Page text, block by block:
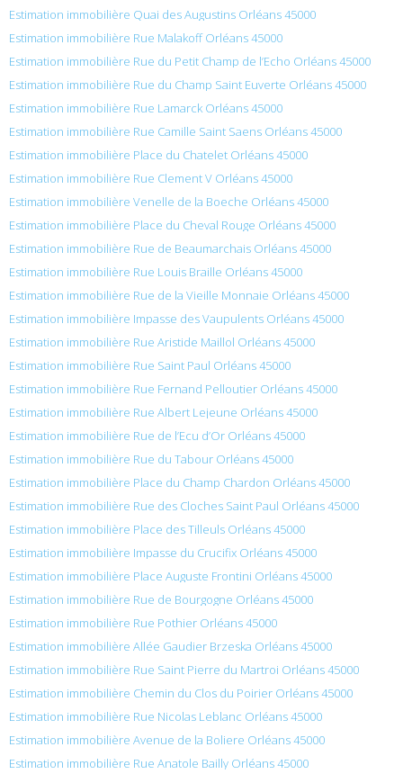
Estimation immobilière Quai des Augustins Orléans 45000
Estimation immobilière Rue Malakoff Orléans 45000
Estimation immobilière Rue du Petit Champ de l’Echo Orléans 45000
Estimation immobilière Rue du Champ Saint Euverte Orléans 45000
Estimation immobilière Rue Lamarck Orléans 45000
Estimation immobilière Rue Camille Saint Saens Orléans 45000
Estimation immobilière Place du Chatelet Orléans 45000
Estimation immobilière Rue Clement V Orléans 45000
Estimation immobilière Venelle de la Boeche Orléans 45000
Estimation immobilière Place du Cheval Rouge Orléans 45000
Estimation immobilière Rue de Beaumarchais Orléans 45000
Estimation immobilière Rue Louis Braille Orléans 45000
Estimation immobilière Rue de la Vieille Monnaie Orléans 45000
Estimation immobilière Impasse des Vaupulents Orléans 45000
Estimation immobilière Rue Aristide Maillol Orléans 45000
Estimation immobilière Rue Saint Paul Orléans 45000
Estimation immobilière Rue Fernand Pelloutier Orléans 45000
Estimation immobilière Rue Albert Lejeune Orléans 45000
Estimation immobilière Rue de l’Ecu d’Or Orléans 45000
Estimation immobilière Rue du Tabour Orléans 45000
Estimation immobilière Place du Champ Chardon Orléans 45000
Estimation immobilière Rue des Cloches Saint Paul Orléans 45000
Estimation immobilière Place des Tilleuls Orléans 45000
Estimation immobilière Impasse du Crucifix Orléans 45000
Estimation immobilière Place Auguste Frontini Orléans 45000
Estimation immobilière Rue de Bourgogne Orléans 45000
Estimation immobilière Rue Pothier Orléans 45000
Estimation immobilière Allée Gaudier Brzeska Orléans 45000
Estimation immobilière Rue Saint Pierre du Martroi Orléans 45000
Estimation immobilière Chemin du Clos du Poirier Orléans 45000
Estimation immobilière Rue Nicolas Leblanc Orléans 45000
Estimation immobilière Avenue de la Boliere Orléans 45000
Estimation immobilière Rue Anatole Bailly Orléans 45000